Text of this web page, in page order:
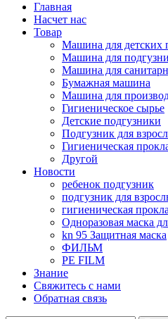
Главная
Насчет нас
Товар
Машина для детских
Машина для
Машина для
Бумажная машина
Машина для
Гигиеническое сырье
Детские подгузники
Подгузник для
Гигиеническая
Другой
Новости
ребенок подгузник
подгузник для
гигиеническая
Одноразовая маска
kn 95 Защитная маска
ФИЛЬМ
PE FILM
Знание
Свяжитесь с нами
Обратная связь